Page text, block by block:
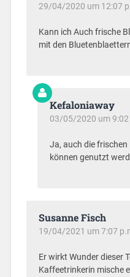
29/04/2020 um 12:07
Kann ich Auch frische
mit den
Kefaloniaway
03/05/2020 um 9:02
Ja, auch die
können genutzt
Susanne Fisch
19/04/2021 um 7:07
Er wirkt Wunder dieser
Kaffeetrinkerin mische